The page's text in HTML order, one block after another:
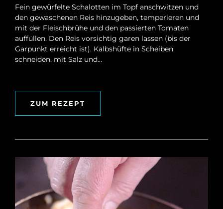
Fein gewürfelte Schalotten im Topf anschwitzen und
den gewaschenen Reis hinzugeben, temperieren und
mit der Fleischbrühe und den passierten Tomaten
auffüllen. Den Reis vorsichtig garen lassen (bis der
Garpunkt erreicht ist). Kalbshüfte in Scheiben
schneiden, mit Salz und…
ZUM REZEPT